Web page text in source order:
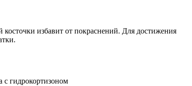
избавит от покраснений. Для достижения
гидрокортизоном